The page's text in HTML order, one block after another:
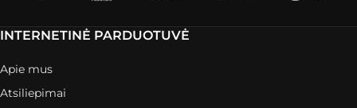
INTERNETINĖ PARDUOTUVĖ
Apie mus
Atsiliepimai